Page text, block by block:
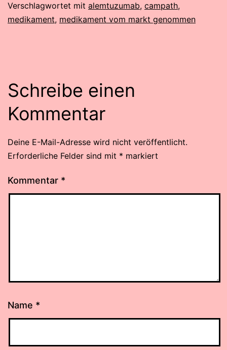
Verschlagwortet mit alemtuzumab, campath,
medikament, medikament vom markt genommen
Schreibe einen
Kommentar
Deine E-Mail-Adresse wird nicht veröffentlicht.
Erforderliche Felder sind mit * markiert
Kommentar *
Name *